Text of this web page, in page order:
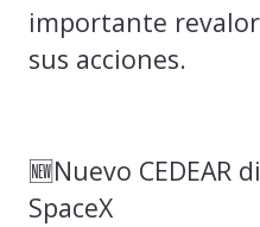
importante
sus acciones.
🆕Nuevo CEDEAR
SpaceX​